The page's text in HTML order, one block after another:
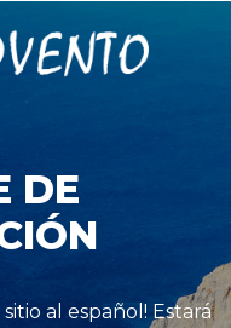
DE
al español! Estará